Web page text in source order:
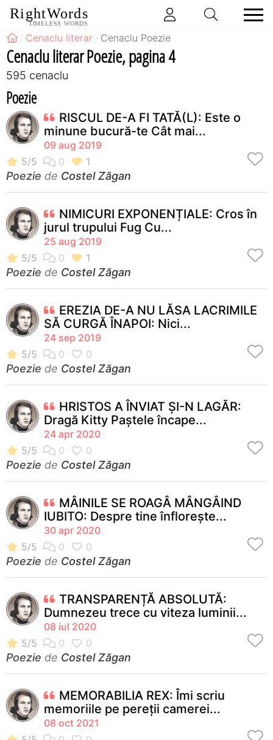
RightWords
TIMELESS WORDS
Cenaclu literar Cenaclu Poezie
Cenaclu literar Poezie, pagina 4
595 cenaclu
Poezie
RISCUL DE-A FI TATĂ(L): Este o
minune bucură-te Cât mai...
09 aug 2019
Poezie de Costel Zăgan
NIMICURI EXPONENȚIALE: Cros în
jurul trupului Fug Cu...
25 aug 2019
Poezie de Costel Zăgan
EREZIA DE-A NU LĂSA LACRIMILE
SĂ CURGĂ ÎNAPOI: Nici...
24 sep 2019
Poezie de Costel Zăgan
HRISTOS A ÎNVIAT ȘI-N LAGĂR:
Dragă Kitty Paștele încape...
24 apr 2020
Poezie de Costel Zăgan
MÂINILE SE ROAGÂ MÂNGÂIND
IUBITO: Despre tine înflorește...
30 apr 2020
Poezie de Costel Zăgan
TRANSPARENȚĂ ABSOLUTĂ:
Dumnezeu trece cu viteza luminii...
08 iul 2020
Poezie de Costel Zăgan
MEMORABILIA REX: Îmi scriu
memoriile pe pereții camerei...
08 oct 2021